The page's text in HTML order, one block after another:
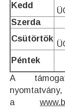
Kedd
Szerda
Csütörtök
Péntek
A
a